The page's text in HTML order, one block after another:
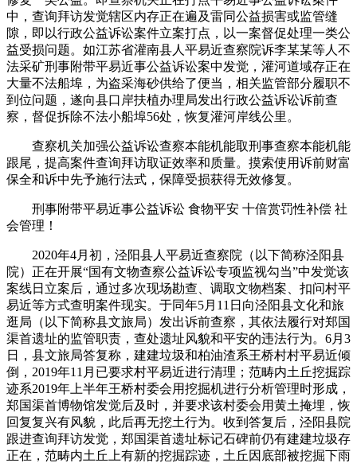
中，查询拜访发觉辖区内存正在遍及雷同公益损害或监管缝
隙，即以行政公益诉讼案件立案打点，以一案督促处理一类公
益受损问题。如江苏省灌南县人平易近查察院诉李某某等人不
法采矿刑事附带平易近事公益诉讼案中发觉，灌河道域存正在
大量不法船埠，为盗采海砂供给了便当，相关监管部分履职不
到位问题，遂向县口岸扶植办理局发出行政公益诉讼诉前查
察，督促拆除不法小船埠56处，恢复灌河岸线公里。
查察机关加强公益诉讼查察本能机能取刑事查察本能机能
跟尾，提高案件查询拜访取证效率和质量。摸索使用诉前财富
保全和诉中先予施行法式，保障受损获得无效修复。
刑事附带平易近事公益诉讼 食物平安 十倍赏罚性补偿 社
会管理！
2020年4月初，泾阳县人平易近查察院（以下简称泾阳县
院）正在开展“国有文物查察公益诉讼专项监视勾当”中发觉该
案线日立案后，通过多次现场勘查、调取文物档案、扣问村平
易近等方式查明案件现实。于同年5月11日向泾阳县文化和旅
逛局（以下简称县文旅局）发出诉前查察，其依法履行对郑国
渠首遗址的监管职责，查处遗址风貌和平安的违法行为。6月3
日，县文旅局答复称，建建垃圾和柏油渣系王桥村村平易近倾
倒，2019年11月已要求村平易近进行清理；范畴内土丘挖掘踪
迹系2019年上半年王桥村委会用挖掘机进行分析管理时形成，
郑国渠首博物馆发觉后及时，并要求该村委会用黄土掩埋，恢
回复复兴有风貌，此后再无挖土行为。收到答复后，泾阳县院
跟进查询拜访发觉，郑国渠首遗址标记石碑前仍有建建垃圾存
正在，范畴内土丘上有新的挖掘踪迹，土丘因底部被挖掘下雨